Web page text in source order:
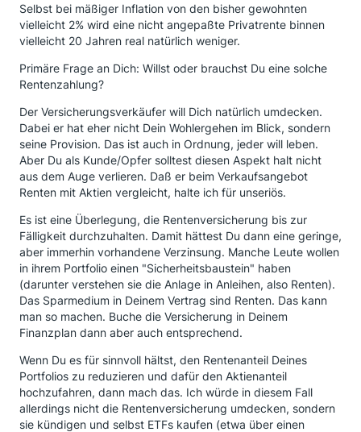
Selbst bei mäßiger Inflation von den bisher gewohnten
vielleicht 2% wird eine nicht angepaßte Privatrente binnen
vielleicht 20 Jahren real natürlich weniger.
Primäre Frage an Dich: Willst oder brauchst Du eine solche
Rentenzahlung?
Der Versicherungsverkäufer will Dich natürlich umdecken.
Dabei er hat eher nicht Dein Wohlergehen im Blick, sondern
seine Provision. Das ist auch in Ordnung, jeder will leben.
Aber Du als Kunde/Opfer solltest diesen Aspekt halt nicht
aus dem Auge verlieren. Daß er beim Verkaufsangebot
Renten mit Aktien vergleicht, halte ich für unseriös.
Es ist eine Überlegung, die Rentenversicherung bis zur
Fälligkeit durchzuhalten. Damit hättest Du dann eine geringe,
aber immerhin vorhandene Verzinsung. Manche Leute wollen
in ihrem Portfolio einen "Sicherheitsbaustein" haben
(darunter verstehen sie die Anlage in Anleihen, also Renten).
Das Sparmedium in Deinem Vertrag sind Renten. Das kann
man so machen. Buche die Versicherung in Deinem
Finanzplan dann aber auch entsprechend.
Wenn Du es für sinnvoll hältst, den Rentenanteil Deines
Portfolios zu reduzieren und dafür den Aktienanteil
hochzufahren, dann mach das. Ich würde in diesem Fall
allerdings nicht die Rentenversicherung umdecken, sondern
sie kündigen und selbst ETFs kaufen (etwa über einen